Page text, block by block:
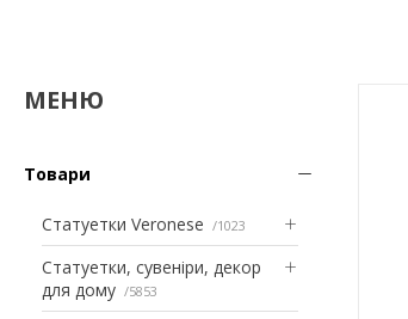
Товари
Статуетки Veronese 1023
Статуетки, сувеніри, декор
для дому
5853